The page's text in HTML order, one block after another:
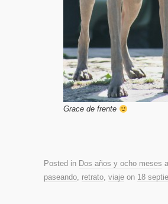
Grace de frente
Posted in Dos años y ocho meses
paseando, retrato, viaje on 18